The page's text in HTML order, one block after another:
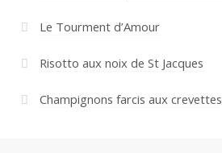
Le Tourment d’Amour
Risotto aux noix de St Jacques
Champignons farcis aux crevettes